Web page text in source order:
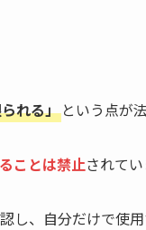
れる」 という点が
ことは禁止されてい
、自分だけで使用